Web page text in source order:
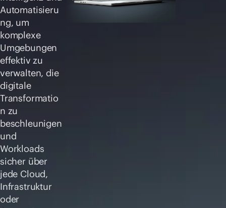
Automatisieru
ng, um
komplexe
Umgebungen
effektiv zu
verwalten, die
digitale
Transformatio
n zu
beschleunigen
und
Workloads
sicher über
jede Cloud,
Infrastruktur
oder